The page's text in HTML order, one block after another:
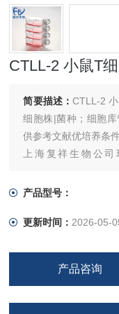
CTLL-2 小鼠T
简要描述：CTLL-2
细胞株|菌种；细胞
供参考文献优培养条
上海复祥生物公
产品型号：
更新时间： 2026-05-
产品咨询